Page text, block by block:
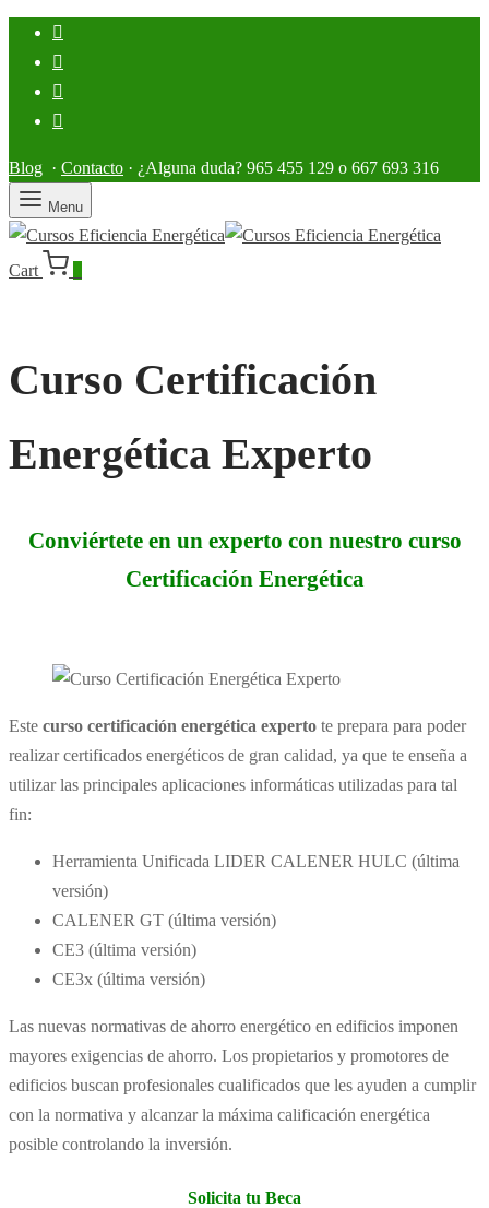
Blog · Contacto · ¿Alguna duda? 965 455 129 o 667 693 316
Menu
Cart
Curso Certificación
Energética Experto
Conviértete en un experto con nuestro curso
Certificación Energética
Este curso certificación energética experto te prepara para poder
realizar certificados energéticos de gran calidad, ya que te enseña a
utilizar las principales aplicaciones informáticas utilizadas para tal
fin:
Herramienta Unificada LIDER CALENER HULC (última
versión)
CALENER GT (última versión)
CE3 (última versión)
CE3x (última versión)
Las nuevas normativas de ahorro energético en edificios imponen
mayores exigencias de ahorro. Los propietarios y promotores de
edificios buscan profesionales cualificados que les ayuden a cumplir
con la normativa y alcanzar la máxima calificación energética
posible controlando la inversión.
Solicita tu Beca